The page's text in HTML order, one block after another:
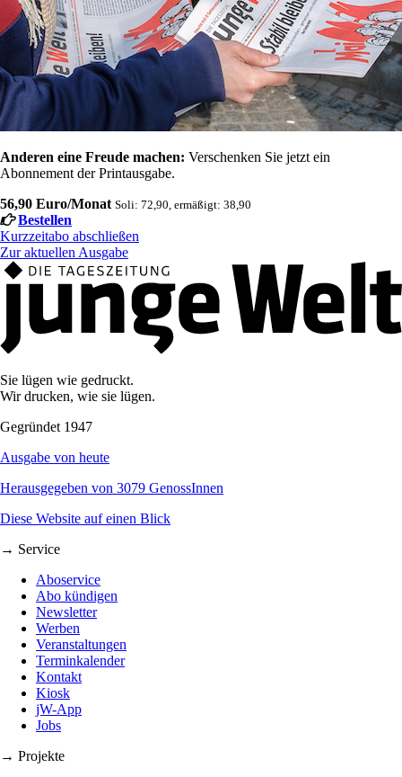
Anderen eine Freude machen: Verschenken Sie jetzt ein
Abonnement der Printausgabe.
56,90 Euro/Monat Soli: 72,90, ermäßigt: 38,90
Bestellen
Kurzzeitabo abschließen
Zur aktuellen Ausgabe
Sie lügen wie gedruckt.
Wir drucken, wie sie lügen.
Gegründet 1947
Ausgabe von heute
Herausgegeben von 3079 GenossInnen
Diese Website auf einen Blick
→ Service
Aboservice
Abo kündigen
Newsletter
Werben
Veranstaltungen
Terminkalender
Kontakt
Kiosk
jW-App
Jobs
→ Projekte